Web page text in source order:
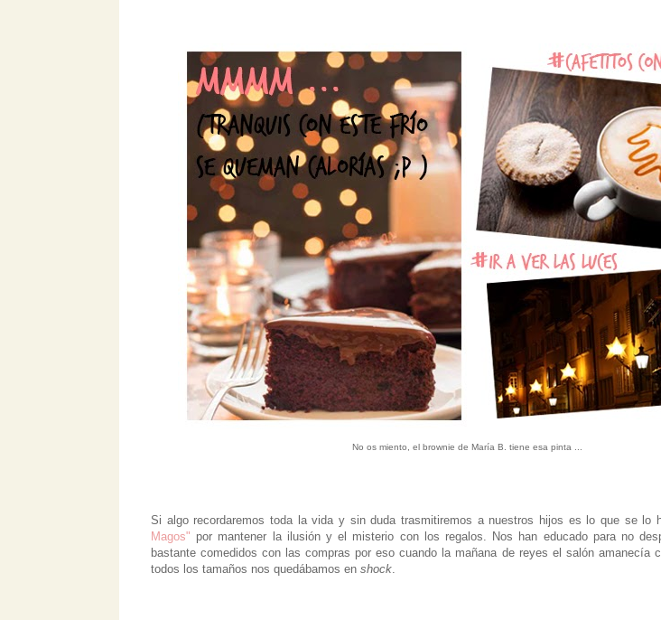
No os miento, el brownie de María B. tiene esa pinta ...
Si algo recordaremos toda la vida y sin duda trasmitiremos a nuestros hijos es lo que se lo
Magos" por mantener la ilusión y el misterio con los regalos. Nos han educado para no
bastante comedidos con las compras por eso cuando la mañana de reyes el salón amanecía
todos los tamaños nos quedábamos en shock